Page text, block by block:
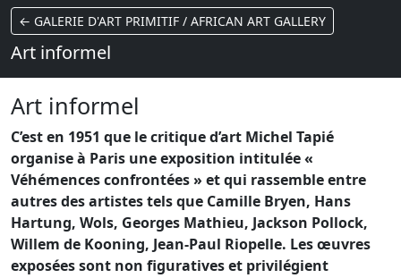
← GALERIE D'ART PRIMITIF / AFRICAN ART GALLERY
Art informel
Art informel
C’est en 1951 que le critique d’art Michel Tapié
organise à Paris une exposition intitulée «
Véhémences confrontées » et qui rassemble entre
autres des artistes tels que Camille Bryen, Hans
Hartung, Wols, Georges Mathieu, Jackson Pollock,
Willem de Kooning, Jean-Paul Riopelle. Les œuvres
exposées sont non figuratives et privilégient